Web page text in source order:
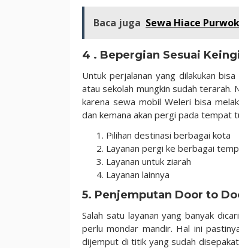
Baca juga Sewa Hiace
4 . Bepergian Sesuai
Untuk perjalanan yang dilakukan
atau sekolah mungkin sudah terarah.
karena sewa mobil Weleri bisa
dan kemana akan pergi pada tempat
Pilihan destinasi berbagai kota
Layanan pergi ke berbagai
Layanan untuk ziarah
Layanan lainnya
5. Penjemputan Door to
Salah satu layanan yang banyak
perlu mondar mandir. Hal ini
dijemput di titik yang sudah